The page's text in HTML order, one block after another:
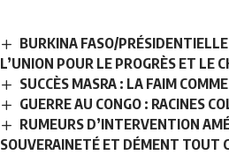
BURKINA FASO/
L’UNION POUR LE PROGRÈS ET LE
SUCCÈS MASRA : LA FAIM
GUERRE AU CONGO : RACINES
RUMEURS D’INTERVENTION
SOUVERAINETÉ ET DÉMENT TOUT